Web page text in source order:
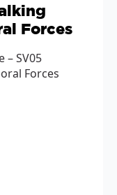
Forces
– SV05
Forces